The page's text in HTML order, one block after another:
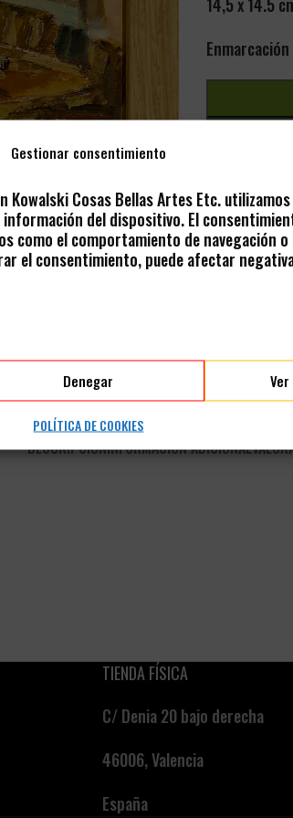
Gestionar consentimiento
Kowalski Cosas Bellas Artes Etc.
del dispositivo. El
como el comportamiento de navegación
el consentimiento, puede afectar
Denegar
POLÍTICA DE COOKIES
Share:
DESCRIPCIÓNINFORMACIÓN ADICIONAL
TIENDA FÍSICA
C/ Denia 20 bajo derecha
46006, Valencia
España